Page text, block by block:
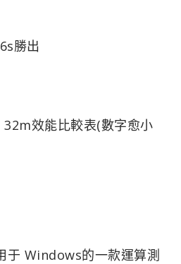
勝出
效能比較表(數字愈小
于 Windows的一款運算測